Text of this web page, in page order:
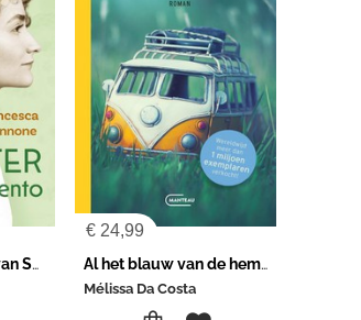
De zeepmaakster van Salento
€ 24,99
Al het blauw van de hemel
Mélissa Da Costa